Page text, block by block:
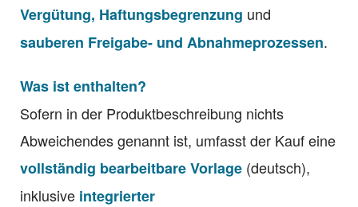
Vergütung, Haftungsbegrenzung und
sauberen Freigabe- und Abnahmeprozessen.
Was ist enthalten?
Sofern in der Produktbeschreibung nichts
Abweichendes genannt ist, umfasst der Kauf eine
vollständig bearbeitbare Vorlage (deutsch),
inklusive integrierter